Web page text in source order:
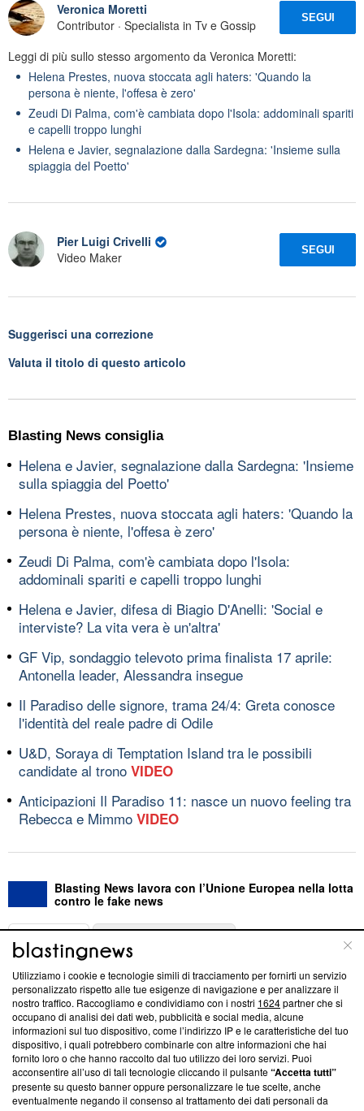
Veronica Moretti
Contributor · Specialista in Tv e Gossip
SEGUI
Leggi di più sullo stesso argomento da Veronica Moretti:
Helena Prestes, nuova stoccata agli haters: 'Quando la
persona è niente, l'offesa è zero'
Zeudi Di Palma, com'è cambiata dopo l'Isola: addominali spariti
e capelli troppo lunghi
Helena e Javier, segnalazione dalla Sardegna: 'Insieme sulla
spiaggia del Poetto'
Pier Luigi Crivelli
Video Maker
SEGUI
Suggerisci una correzione
Valuta il titolo di questo articolo
Blasting News consiglia
Helena e Javier, segnalazione dalla Sardegna: 'Insieme
sulla spiaggia del Poetto'
Helena Prestes, nuova stoccata agli haters: 'Quando la
persona è niente, l'offesa è zero'
Zeudi Di Palma, com'è cambiata dopo l'Isola:
addominali spariti e capelli troppo lunghi
Helena e Javier, difesa di Biagio D'Anelli: 'Social e
interviste? La vita vera è un'altra'
GF Vip, sondaggio televoto prima finalista 17 aprile:
Antonella leader, Alessandra insegue
Il Paradiso delle signore, trama 24/4: Greta conosce
l'identità del reale padre di Odile
U&D, Soraya di Temptation Island tra le possibili
candidate al trono VIDEO
Anticipazioni Il Paradiso 11: nasce un nuovo feeling tra
Rebecca e Mimmo VIDEO
Blasting News lavora con l’Unione Europea nella lotta
contro le fake news
ABOUT
Questa sezione offre informazioni trasparenti su Blasting
News, sui nostri processi editoriali e su come ci impegniamo a
creare news di qualità. Inoltre, afferma la nostra aderenza a
‘Trust Project - News with Integrity’Blasting News non è
ancora membro del programma, ma ha richiesto di farne
parte; Trust Project non ha ancora effettuato una verifica di
conformità agli standard.
Utilizziamo i cookie e tecnologie simili di tracciamento per fornirti un servizio
personalizzato rispetto alle tue esigenze di navigazione e per analizzare il
nostro traffico. Raccogliamo e condividiamo con i nostri 1624partner che si
occupano di analisi dei dati web, pubblicità e social media, alcune
informazioni sul tuo dispositivo, come l’indirizzo IP e le caratteristiche del tuo
dispositivo, i quali potrebbero combinarle con altre informazioni che hai
fornito loro o che hanno raccolto dal tuo utilizzo dei loro servizi. Puoi
acconsentire all’uso di tali tecnologie cliccando il pulsante“Accetta tutti”
presente su questo banner oppure personalizzare le tue scelte, anche
eventualmente negando il consenso al trattamento dei dati personali da